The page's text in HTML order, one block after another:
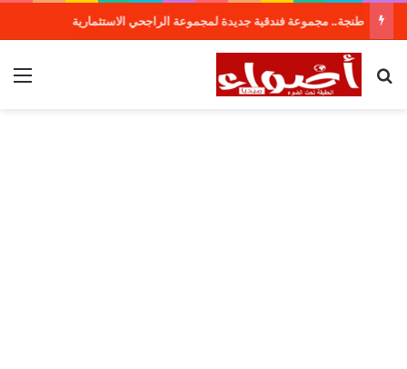
طنجة.. مجموعة فندقية جديدة لمجموعة الراجحي الاستثمارية
بحث عن